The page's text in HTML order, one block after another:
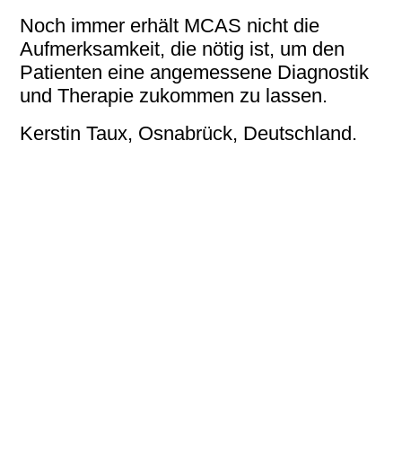
Noch immer erhält MCAS nicht die
Aufmerksamkeit, die nötig ist, um den
Patienten eine angemessene Diagnostik
und Therapie zukommen zu lassen.
Kerstin Taux, Osnabrück, Deutschland.